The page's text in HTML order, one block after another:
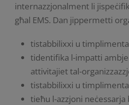
internazzjonalment li
għal EMS. Dan jippermetti
tistabbilixxi u
tidentifika l-impatti
attivitajiet tal-
tistabbilixxi u timplimenta
tieħu l-azzjoni